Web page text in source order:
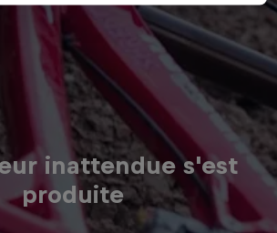
inattendue s'est
produite